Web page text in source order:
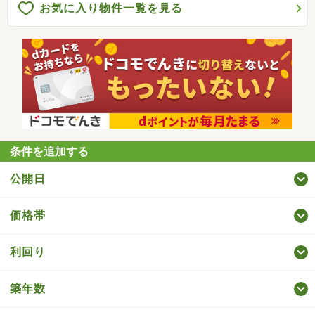
お気に入り物件一覧を見る
条件を追加する
公開日
価格帯
利回り
築年数